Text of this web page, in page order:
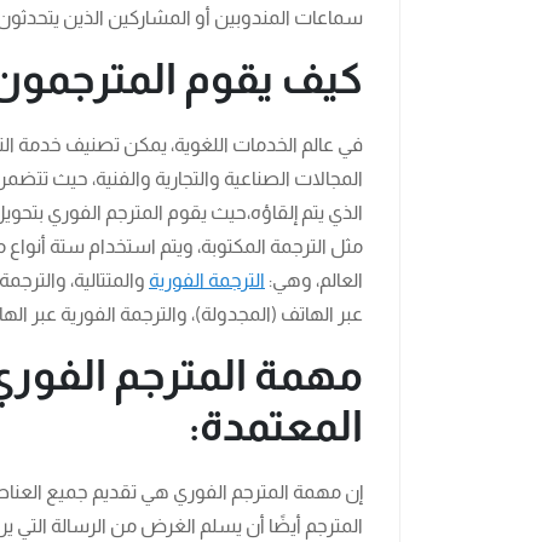
سماعات المندوبين أو المشاركين الذين
كيف يقوم المترجمون
في عالم الخدمات اللغوية، يمكن تصنيف خدمة
المجالات الصناعية والتجارية والفنية، حيث
الذي يتم إلقاؤه،حيث يقوم المترجم الفوري
مثل الترجمة المكتوبة، ويتم استخدام ستة
العالم، وهي: الترجمة الفورية والمتتالية،
عبر الهاتف (المجدولة)، والترجمة الفورية عبر
مهمة المترجم
المعتمدة:
إن مهمة المترجم الفوري هي تقديم جميع
المترجم أيضًا أن يسلم الغرض من الرسالة